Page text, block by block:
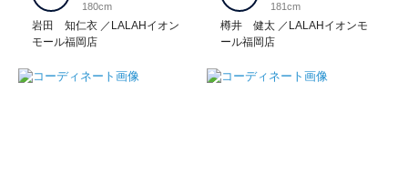
岩田 知仁衣
LALAHイオン
モール福岡店
180cm
樽井 健太
LALAHイオンモ
ール福岡店
181cm